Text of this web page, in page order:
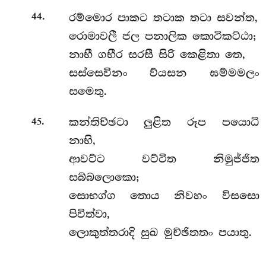
44.
රම්මොර පාකට තටාක තටා සවන්ත,
රොමාවලී ජල පනාලික කොටිකට්ඨා;
නාභී ගභීර සරසී සිරි කෙළිතා තෙ,
සස්සෙවිනං ව්යසන ඝම්මමලං
සමෙතු.
45.
කන්තිච්ඡටා ලුළිත රූප පයොධි
නාභි,
ආවට්ට වට්ටිත නිමුජ්ජිත
සබ්බලොකො;
සොභග්ග තොය නිවහං විසසො
පිවිත්වා,
ලොකුත්තරාදි සුඛ මුච්ඡිතතං පයාතු.